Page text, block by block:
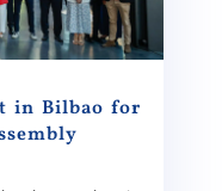
in Bilbao for